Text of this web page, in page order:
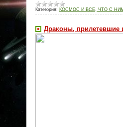
Категория: КОСМОС И ВСЕ, ЧТО С
Драконы, прилетевшие